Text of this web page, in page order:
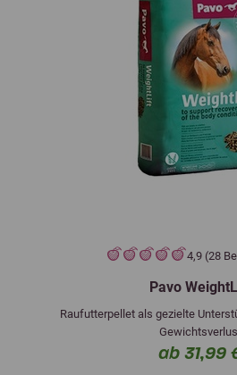
4,9 (28
Pavo
Raufutterpellet als gezielte
ab 31,99